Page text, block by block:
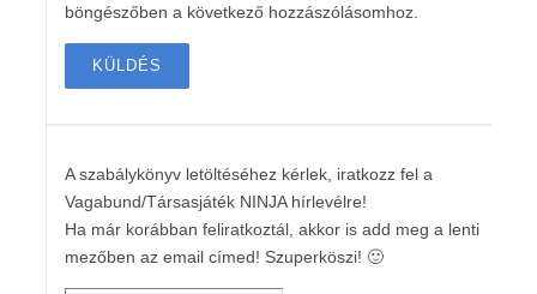
böngészőben a következő hozzászólásomhoz.
A szabálykönyv letöltéséhez kérlek, iratkozz fel a
Vagabund/Társasjáték NINJA hírlevélre!
Ha már korábban feliratkoztál, akkor is add meg a lenti
mezőben az email címed! Szuperköszi! 🙂